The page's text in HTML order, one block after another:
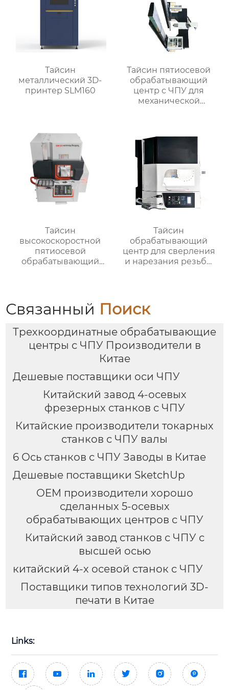
Тайсин
металлический 3D-
принтер SLM160
Тайсин пятиосевой
обрабатывающий
центр с ЧПУ для
механической
Тайсин
высокоскоростной
пятиосевой
обрабатывающий
Тайсин
обрабатывающий
центр для сверления
и нарезания резьбы
Связанный Поиск
Трехкоординатные обрабатывающие
центры с ЧПУ Производители в
Китае
Дешевые поставщики оси ЧПУ
Китайский завод 4-осевых
фрезерных станков с ЧПУ
Китайские производители токарных
станков с ЧПУ валы
6 Ось станков с ЧПУ Заводы в Китае
Дешевые поставщики SketchUp
OEM производители хорошо
сделанных 5-осевых
обрабатывающих центров с ЧПУ
Китайский завод станков с ЧПУ с
высшей осью
китайский 4-х осевой станок с ЧПУ
Поставщики типов технологий 3D-
печати в Китае
Links:
     